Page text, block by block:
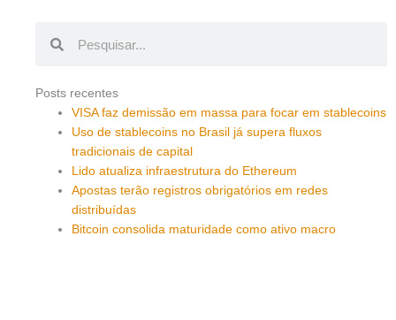
Posts recentes
VISA faz demissão em massa para focar em stablecoins
Uso de stablecoins no Brasil já supera fluxos
tradicionais de capital
Lido atualiza infraestrutura do Ethereum
Apostas terão registros obrigatórios em redes
distribuídas
Bitcoin consolida maturidade como ativo macro